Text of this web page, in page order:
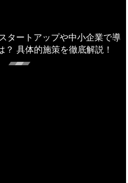
タートアップや中小企業で導
？ 具体的施策を徹底解説！